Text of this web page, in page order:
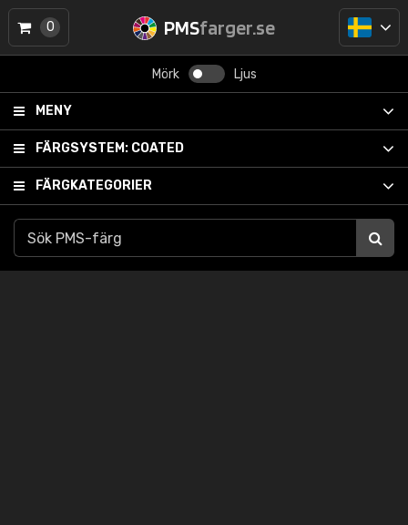
PMSfarger.se
Mörk Ljus
MENY
FÄRGSYSTEM: COATED
FÄRGKATEGORIER
0